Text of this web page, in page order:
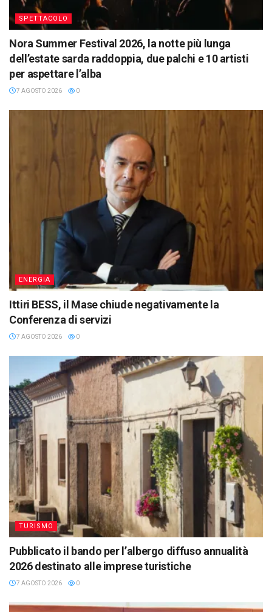
SPETTACOLO
Nora Summer Festival 2026, la notte più lunga
dell’estate sarda raddoppia, due palchi e 10 artisti
per aspettare l’alba
7 AGOSTO 2026 0
ENERGIA
Ittiri BESS, il Mase chiude negativamente la
Conferenza di servizi
7 AGOSTO 2026 0
TURISMO
Pubblicato il bando per l’albergo diffuso annualità
2026 destinato alle imprese turistiche
7 AGOSTO 2026 0